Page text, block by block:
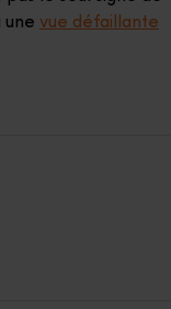
une vue défaillante